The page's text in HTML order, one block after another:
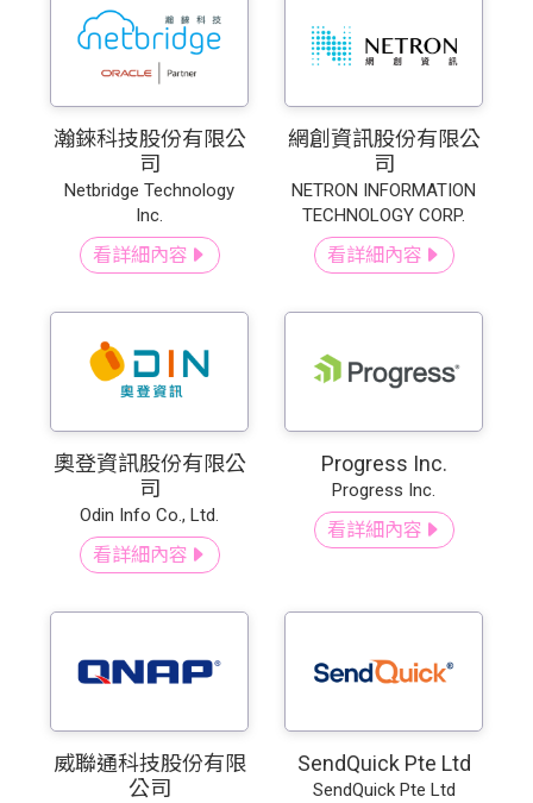
瀚錸科技股份有限公
司
Netbridge Technology
Inc.
看詳細內容
網創資訊股份有限公
司
NETRON INFORMATION
TECHNOLOGY CORP.
看詳細內容
奧登資訊股份有限公
司
Odin Info Co., Ltd.
看詳細內容
Progress Inc.
Progress Inc.
看詳細內容
威聯通科技股份有限
公司
SendQuick Pte Ltd
SendQuick Pte Ltd